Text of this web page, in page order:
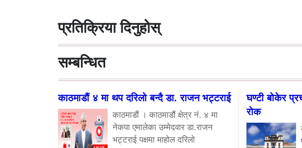
प्रतिक्रिया दिनुहोस्
सम्बन्धित
काठमाडौं ४ मा थप दरिलो बन्दै डा. राजन भट्टराई
काठमाडौं । काठमाडौं क्षेत्र नं. ४ मा
नेकपा एमालेका उम्मेदवार डा.राजन
भट्टराई पक्षमा माहोल दरिलो
घण्टी बोकेर
रोक